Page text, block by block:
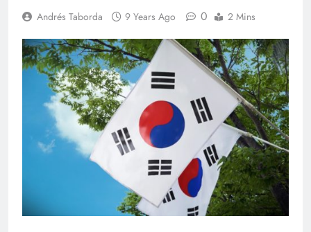
Andrés Taborda 9 Years Ago 0 2 Mins